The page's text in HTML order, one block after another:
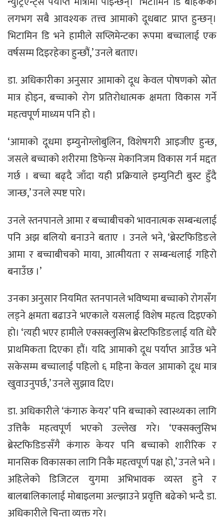
लगभग सबै आवश्यक तत्त्व आमाको दूधबाट प्राप्त हुन्छन्।
भिटामिन डि भने हामीले सप्लिमेन्टका रूपमा बच्चालाई एक
वर्षसम्म दिइरहेका हुन्छौं,’ उनले बताए।
डा. अधिकारीका अनुसार आमाको दूध केवल पोषणको स्रोत
मात्र होइन, बच्चाको रोग प्रतिरोधात्मक क्षमता विकास गर्ने
महत्वपूर्ण माध्यम पनि हो ।
‘आमाको दूधमा इम्युनोग्लोबुलिन, विशेषगरी आइजीए हुन्छ,
जसले बच्चाको शरीरमा डिफेन्स मेकानिजम विकास गर्न मद्दत
गर्छ । बच्चा बढ्दै जाँदा यही प्रक्रियाले इम्युनिटी बुस्ट हुँदै
जान्छ,’ उनले स्पष्ट पारे।
उनले स्तनपानले आमा र बच्चाबीचको भावनात्मक सम्बन्धलाई
पनि अझ बलियो बनाउने बताए । उनले भने, ‘ब्रेस्टफिडिङले
आमा र बच्चाबीचको माया, आत्मीयता र सम्बन्धलाई गहिरो
बनाउँछ ।’
उनका अनुसार नियमित स्तनपानले भविष्यमा बच्चाको रोगसँग
लड्ने क्षमता बढाउने भएकाले यसलाई विशेष महत्व दिइएको
हो। ‘त्यही भएर हामीले एक्सक्लुसिभ ब्रेस्टफिडिङलाई यति धेरै
प्राथमिकता दिएका हौं। यदि आमाको दूध पर्याप्त आउँछ भने
सकेसम्म बच्चालाई पहिलो ६ महिना केवल आमाको दूध मात्र
खुवाउनुपर्छ,’ उनले सुझाव दिए।
डा. अधिकारीले ‘कंगारु केयर’ पनि बच्चाको स्वास्थ्यका लागि
उत्तिकै महत्वपूर्ण भएको उल्लेख गरे। ‘एक्सक्लुसिभ
ब्रेस्टफिडिङसँगै कंगारु केयर पनि बच्चाको शारीरिक र
मानसिक विकासका लागि निकै महत्वपूर्ण पक्ष हो,’ उनले भने ।
अहिलेको डिजिटल युगमा अभिभावक व्यस्त हुने र
बालबालिकालाई मोबाइलमा अल्झाउने प्रवृत्ति बढेको भन्दै डा.
अधिकारीले चिन्ता व्यक्त गरे।